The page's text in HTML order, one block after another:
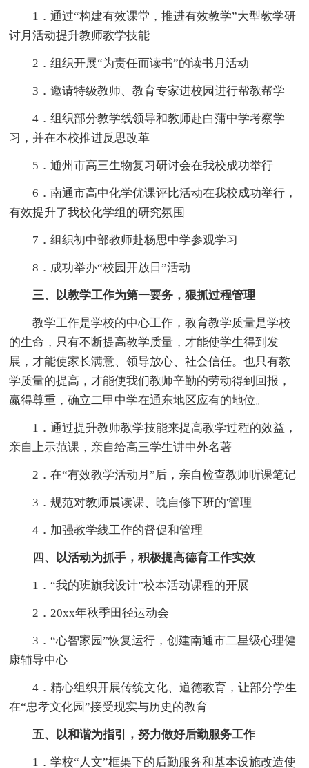
1．通过“构建有效课堂，推进有效教学”大型教学研
讨月活动提升教师教学技能
2．组织开展“为责任而读书”的读书月活动
3．邀请特级教师、教育专家进校园进行帮教帮学
4．组织部分教学线领导和教师赴白蒲中学考察学
习，并在本校推进反思改革
5．通州市高三生物复习研讨会在我校成功举行
6．南通市高中化学优课评比活动在我校成功举行，
有效提升了我校化学组的研究氛围
7．组织初中部教师赴杨思中学参观学习
8．成功举办“校园开放日”活动
三、以教学工作为第一要务，狠抓过程管理
教学工作是学校的中心工作，教育教学质量是学校
的生命，只有不断提高教学质量，才能使学生得到发
展，才能使家长满意、领导放心、社会信任。也只有教
学质量的提高，才能使我们教师辛勤的劳动得到回报，
赢得尊重，确立二甲中学在通东地区应有的地位。
1．通过提升教师教学技能来提高教学过程的效益，
亲自上示范课，亲自给高三学生讲中外名著
2．在“有效教学活动月”后，亲自检查教师听课笔记
3．规范对教师晨读课、晚自修下班的'管理
4．加强教学线工作的督促和管理
四、以活动为抓手，积极提高德育工作实效
1．“我的班旗我设计”校本活动课程的开展
2．20xx年秋季田径运动会
3．“心智家园”恢复运行，创建南通市二星级心理健
康辅导中心
4．精心组织开展传统文化、道德教育，让部分学生
在“忠孝文化园”接受现实与历史的教育
五、以和谐为指引，努力做好后勤服务工作
1．学校“人文”框架下的后勤服务和基本设施改造使